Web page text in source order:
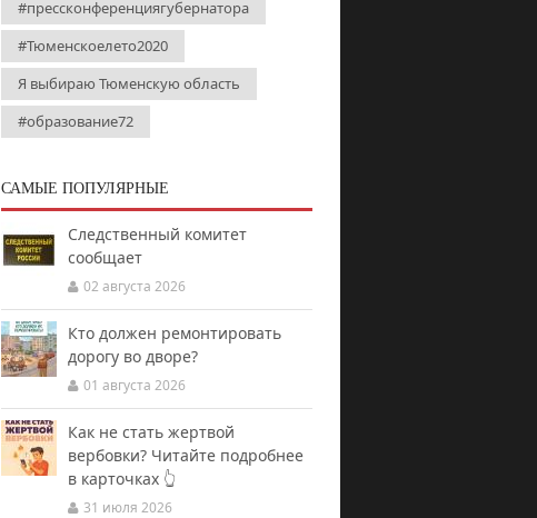
#прессконференциягубернатора
#Тюменскоелето2020
Я выбираю Тюменскую область
#образование72
САМЫЕ ПОПУЛЯРНЫЕ
Следственный комитет
сообщает
02 августа 2026
Кто должен ремонтировать
дорогу во дворе?
01 августа 2026
Как не стать жертвой
вербовки? Читайте подробнее
в карточках 👆
31 июля 2026